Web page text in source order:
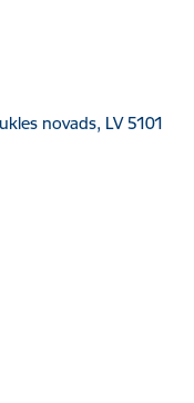
novads, LV 5101